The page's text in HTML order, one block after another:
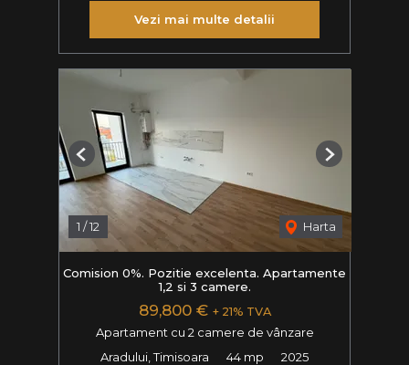
Vezi mai multe detalii
1 /12 Harta
Previous Next
Comision 0%. Pozitie excelenta. Apartamente
1,2 si 3 camere.
89,800 € + 21% TVA
Apartament cu 2 camere de vânzare
Aradului, Timisoara
44 mp 2025